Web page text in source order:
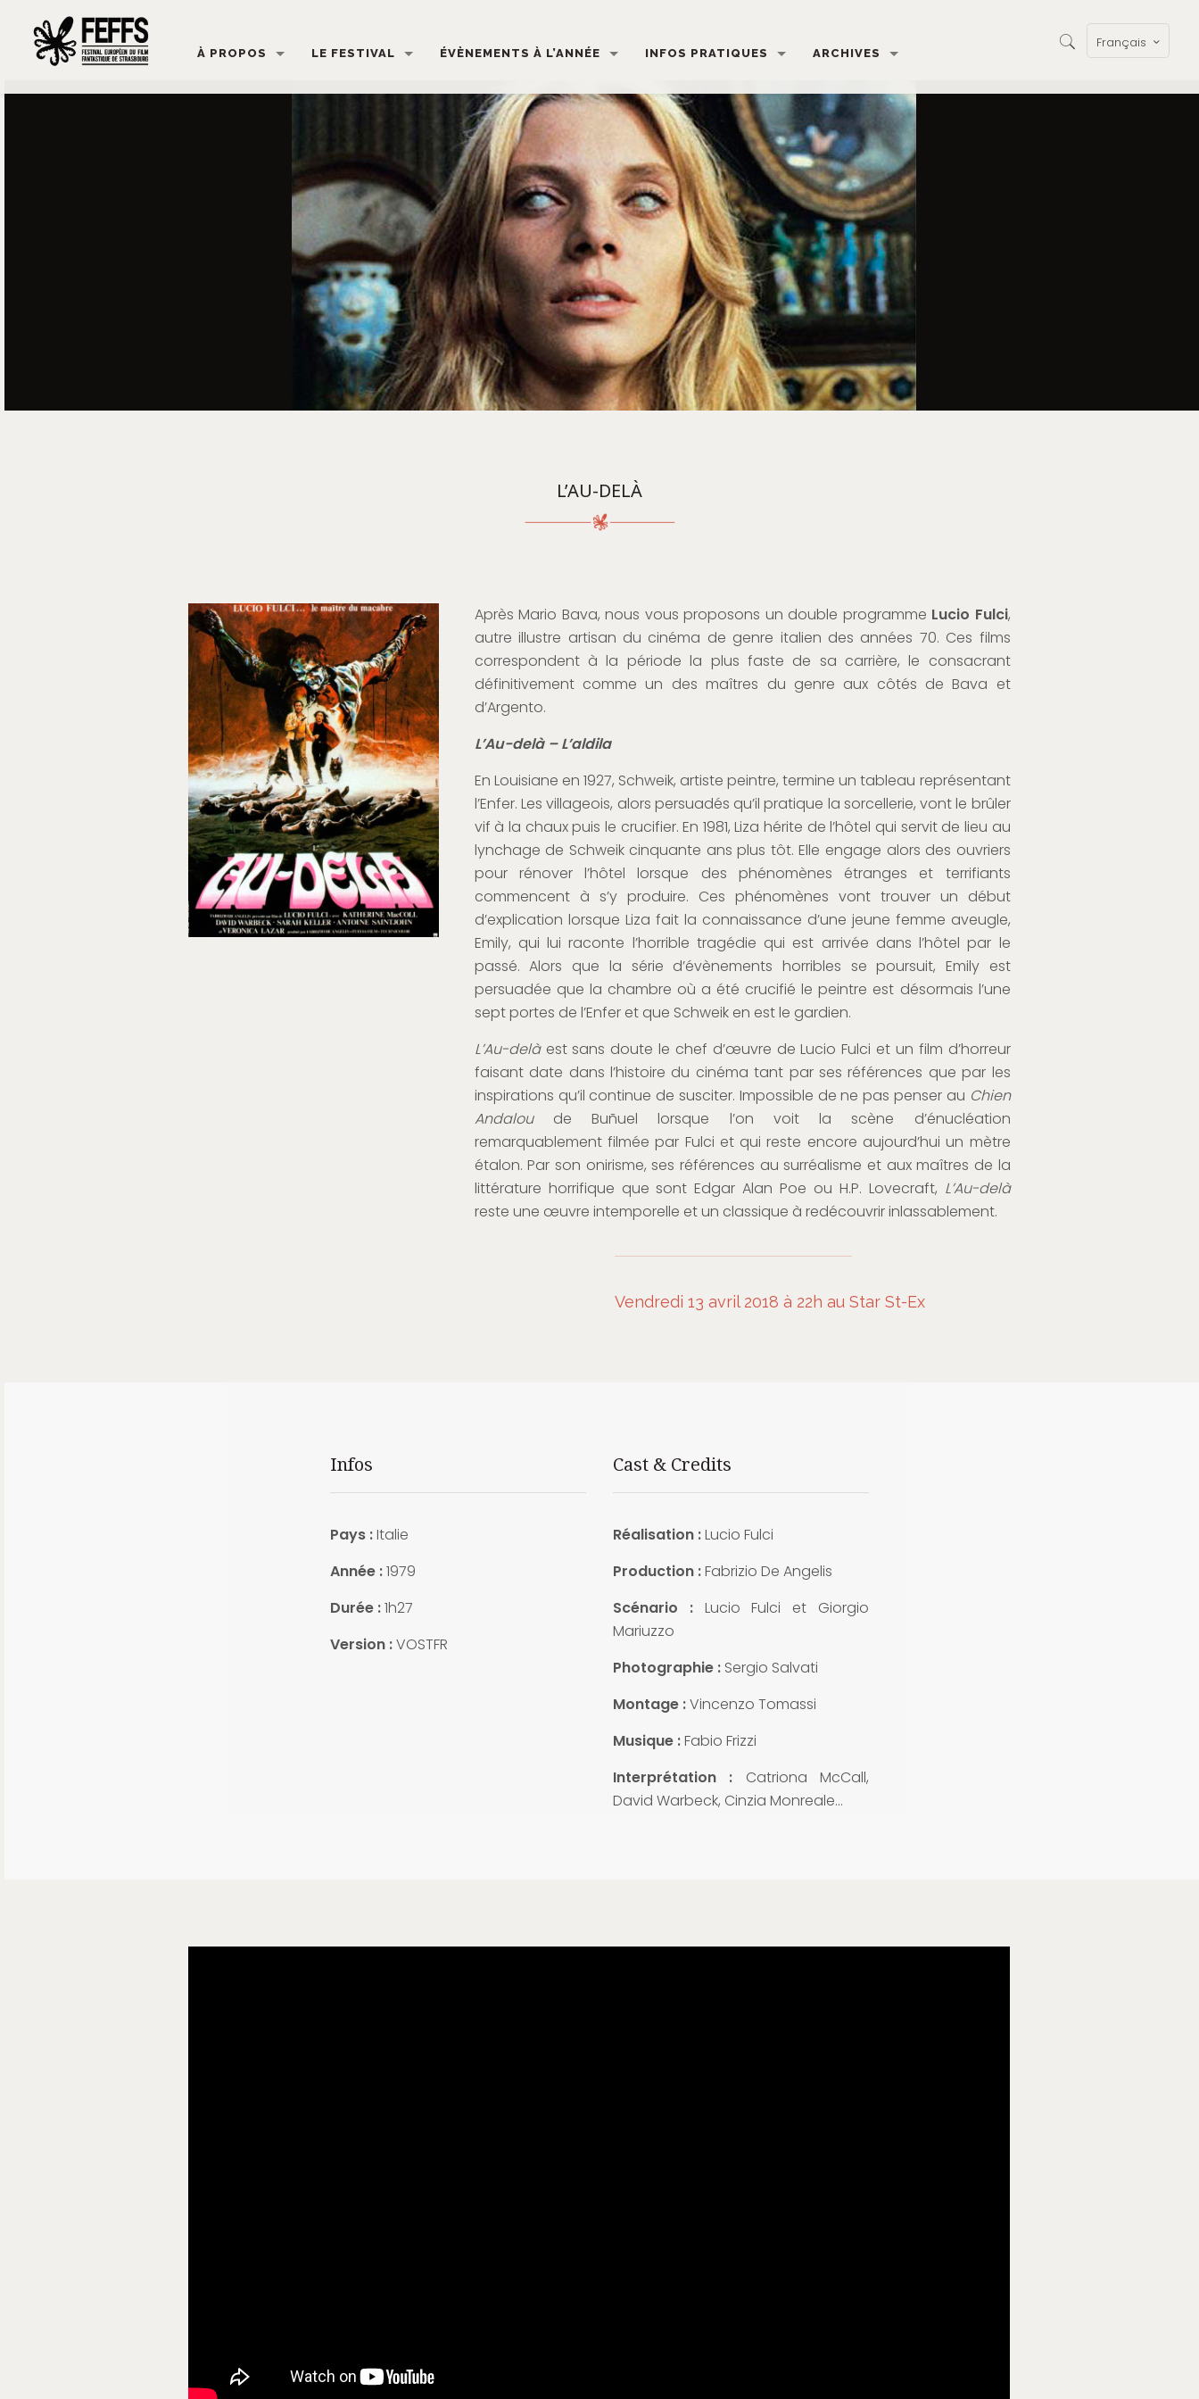
À PROPOS LE FESTIVAL ÉVÈNEMENTS À L’ANNÉE INFOS PRATIQUES ARCHIVES
Français
L’AU-DELÀ
Après Mario Bava, nous vous proposons un double programme Lucio Fulci,
autre illustre artisan du cinéma de genre italien des années 70. Ces films
correspondent à la période la plus faste de sa carrière, le consacrant
définitivement comme un des maîtres du genre aux côtés de Bava et
d’Argento.
L’Au-delà – L’aldila
En Louisiane en 1927, Schweik, artiste peintre, termine un tableau représentant
l’Enfer. Les villageois, alors persuadés qu’il pratique la sorcellerie, vont le brûler
vif à la chaux puis le crucifier. En 1981, Liza hérite de l’hôtel qui servit de lieu au
lynchage de Schweik cinquante ans plus tôt. Elle engage alors des ouvriers
pour rénover l’hôtel lorsque des phénomènes étranges et terrifiants
commencent à s’y produire. Ces phénomènes vont trouver un début
d’explication lorsque Liza fait la connaissance d’une jeune femme aveugle,
Emily, qui lui raconte l’horrible tragédie qui est arrivée dans l’hôtel par le
passé. Alors que la série d’évènements horribles se poursuit, Emily est
persuadée que la chambre où a été crucifié le peintre est désormais l’une
sept portes de l’Enfer et que Schweik en est le gardien.
L’Au-delàest sans doute le chef d’œuvre de Lucio Fulci et un film d’horreur
faisant date dans l’histoire du cinéma tant par ses références que par les
inspirations qu’il continue de susciter. Impossible de ne pas penser au Chien
Andaloude Buñuel lorsque l’on voit la scène d’énucléation
remarquablement filmée par Fulci et qui reste encore aujourd’hui un mètre
étalon. Par son onirisme, ses références au surréalisme et aux maîtres de la
littérature horrifique que sont Edgar Alan Poe ou H.P. Lovecraft, L’Au-delà
reste une œuvre intemporelle et un classique à redécouvrir inlassablement.
Vendredi 13 avril 2018 à 22h au Star St-Ex
Infos
Pays :Italie
Année :1979
Durée :1h27
Version :VOSTFR
Cast & Credits
Réalisation :Lucio Fulci
Production :Fabrizio De Angelis
Scénario : Lucio Fulci et Giorgio
Mariuzzo
Photographie :Sergio Salvati
Montage :Vincenzo Tomassi
Musique :Fabio Frizzi
Interprétation : Catriona McCall,
David Warbeck, Cinzia Monreale…